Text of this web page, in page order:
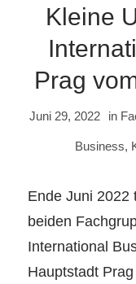
Kleine
Prag
Juni 29, 2022 in
Business,
Ende Juni 2022
beiden
International
Hauptstadt